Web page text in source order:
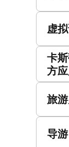
虚
卡
方
旅
导游